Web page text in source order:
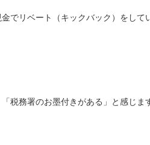
でリベート（キックバック）をして
税務署のお墨付きがある」と感じま